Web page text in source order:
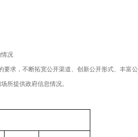
况
，不断拓宽公开渠道、创新公开形式、丰富
提供政府信息情况。